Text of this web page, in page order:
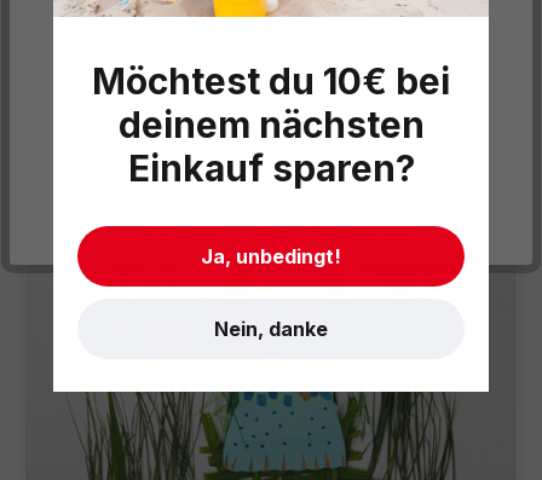
Laterne Korallenriff
Weiterlesen
Alle Cookies akzeptieren
Datenschutzeinstellungen
Cookies akzeptieren
- Impressum - AGB - Datenschutz
Möchtest du 10€ bei
deinem nächsten
Einkauf sparen?
Ja, unbedingt!
Nein, danke